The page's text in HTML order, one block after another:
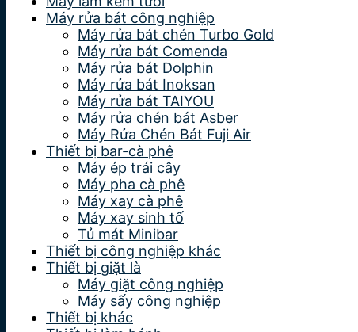
Máy rửa bát công nghiệp
Máy rửa bát chén Turbo Gold
Máy rửa bát Comenda
Máy rửa bát Dolphin
Máy rửa bát Inoksan
Máy rửa bát TAIYOU
Máy rửa chén bát Asber
Máy Rửa Chén Bát Fuji Air
Thiết bị bar-cà phê
Máy ép trái cây
Máy pha cà phê
Máy xay cà phê
Máy xay sinh tố
Tủ mát Minibar
Thiết bị công nghiệp khác
Thiết bị giặt là
Máy giặt công nghiệp
Máy sấy công nghiệp
Thiết bị khác